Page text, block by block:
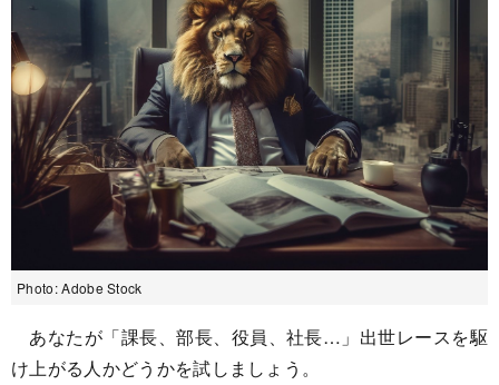
Photo: Adobe Stock
あなたが「課長、部長、役員、社長…」出世レースを駆
け上がる人かどうかを試しましょう。